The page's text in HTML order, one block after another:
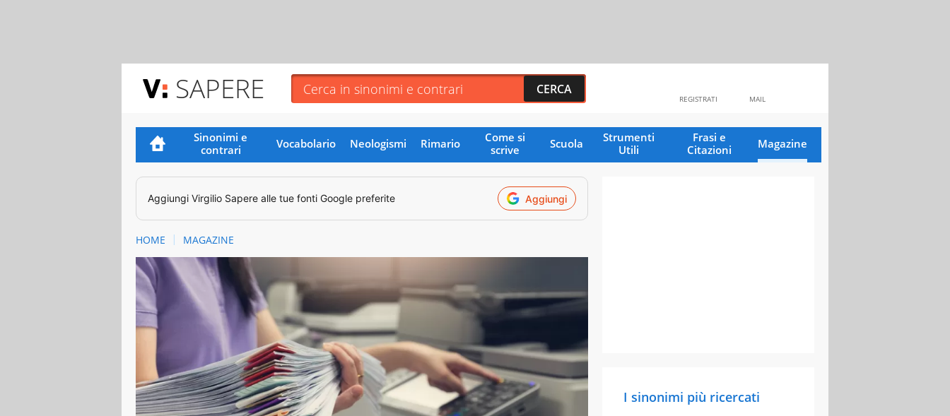
SAPERE MAIL
REGISTRATI
Sinonimi e
contrari
Vocabolario Neologismi Rimario
Come si
scrive
Scuola
Strumenti
Utili
Frasi e
Citazioni
Magazine
Aggiungi Virgilio Sapere alle tue fonti Google preferite Aggiungi
HOME MAGAZINE
I sinonimi più ricercati